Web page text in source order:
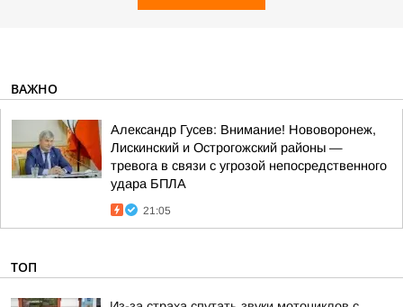
ВАЖНО
Александр Гусев: Внимание! Нововоронеж,
Лискинский и Острогожский районы —
тревога в связи с угрозой непосредственного
удара БПЛА
21:05
ТОП